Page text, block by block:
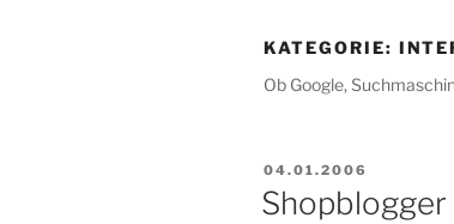
KATEGORIE:
Ob Google,
VERÖFFENTLICHT
AM
04.01.2006